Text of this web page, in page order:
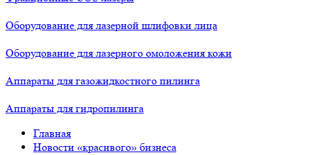
Оборудование для лазерной шлифовки лица
Оборудование для лазерного омоложения кожи
Аппараты для газожидкостного пилинга
Аппараты для гидропилинга
Главная
Новости «красивого» бизнеса